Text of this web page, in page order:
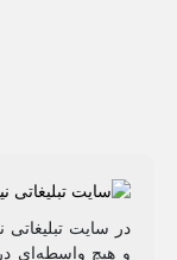
در سایت تبلیغاتی
و هیچ واسطه‌ای